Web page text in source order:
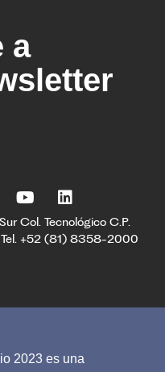
a
Col. Tecnológico C.P.
+52 (81) 8358-2000
2023 es una